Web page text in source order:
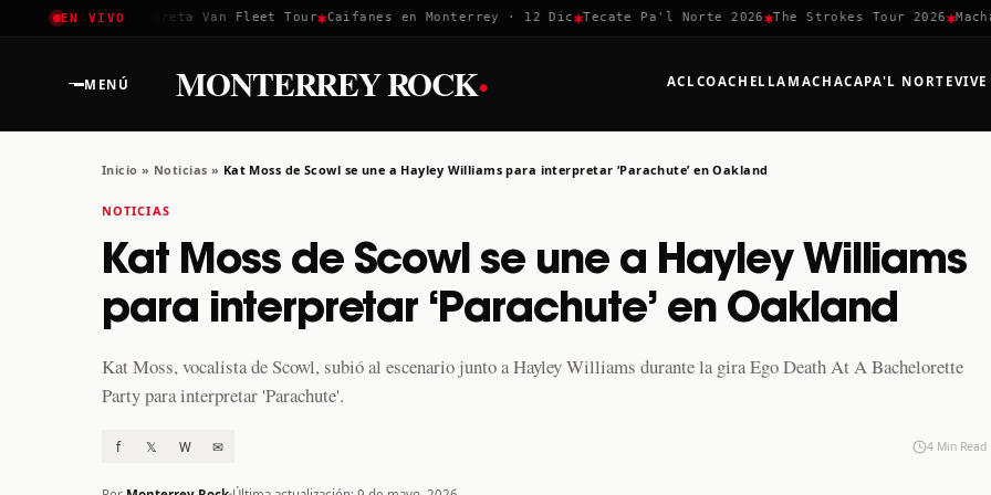
EN VIVO
2026✱Greta Van Fleet Tour✱Caifanes en Monterrey · 12 Dic ✱Tecate Pa'l Norte 2026✱The Strokes Tour 2026✱
MENÚ MONTERREY ROCK· ACLCOACHELLA MACHACAPA'L NORTE
Inicio » Noticias » Kat Moss de Scowl se une a Hayley Williams para interpretar ‘Parachute’ en Oakland
NOTICIAS
Kat Moss de Scowl se une a Hayley Williams
para interpretar ‘Parachute’ en Oakland
Kat Moss, vocalista de Scowl, subió al escenario junto a Hayley Williams durante la gira Ego Death At A Bachelorette
Party para interpretar 'Parachute'.
f 𝕏 W ✉ 4 Min Read